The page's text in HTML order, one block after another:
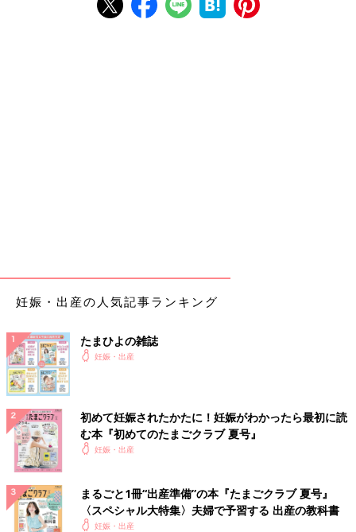
エルゴベビー EMBRACE
新生児期に特化した新モデル。やわらかストレッチ生地と、肩を
っこをサポートしてくれます。赤ちゃんとママ・パパの初めての
抱っこをスムーズに！
●スタイリッシュなデザインが好き。（兵庫
県／産後0ヶ月のママ）
妊娠・出産の人気記事ランキング
たまひよの雑誌
妊娠・出産
初めて妊娠されたかたに！妊娠がわかったら最初に読
む本『初めてのたまごクラブ 夏号』
妊娠・出産
まるごと1冊“出産準備”の本『たまごクラブ 夏号』
〈スペシャル大特集〉夫婦で予習する 出産の教科書
妊娠・出産